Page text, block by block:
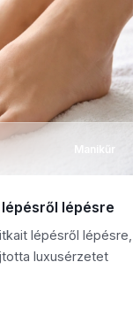
Manikűr
lépésre
lépésről lépésre,
luxusérzetet